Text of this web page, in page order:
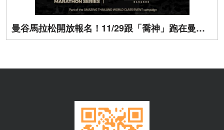
曼谷馬拉松開放報名！11/29跟「喬神」跑在曼谷街頭